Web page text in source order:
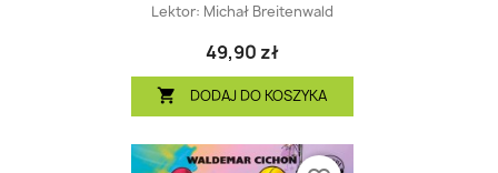
Lektor: Michał Breitenwald
49,90 zł
 DODAJ DO KOSZYKA